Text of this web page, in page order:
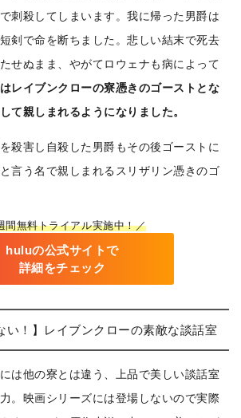
刺殺してしまいます。我に帰った男爵は
剣で命を断ちました。悲しい結末で死去
せぬまま、やがてロウェナも病によって
レイブンクローの寮憑きのゴーストとな
て親しまれるようになりました。
殺害し自殺した男爵もその後ゴーストに
言う名で親しまれるスリザリン憑きのゴ
間無料トライアル実施中！／
huluの公式サイトで
詳細をチェック
い！】レイブンクローの素敵な談話室
は他の寮とは違う、上品で美しい談話室
。映画シリーズには登場しないので実際